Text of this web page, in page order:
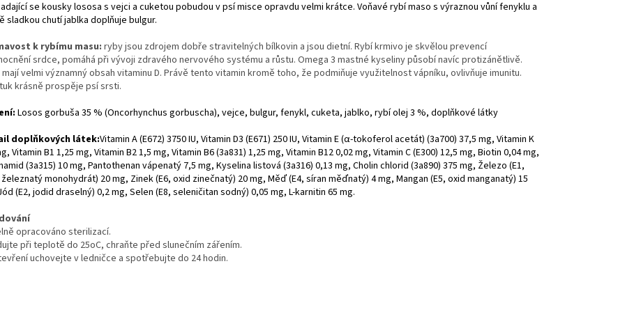
se kousky lososa s vejci a cuketou pobudou v psí misce opravdu velmi krátce. Voňavé rybí maso s výraznou vůní fenyklu a
sladkou chutí jablka doplňuje bulgur.
k rybímu masu: ryby jsou zdrojem dobře stravitelných bílkovin a jsou dietní. Rybí krmivo je skvělou prevencí
srdce, pomáhá při vývoji zdravého nervového systému a růstu. Omega 3 mastné kyseliny působí navíc protizánětlivě.
mají velmi významný obsah vitaminu D. Právě tento vitamin kromě toho, že podmiňuje využitelnost vápníku, ovlivňuje imunitu.
krásně prospěje psí srsti.
Losos gorbuša 35 % (Oncorhynchus gorbuscha), vejce, bulgur, fenykl, cuketa, jablko, rybí olej 3 %, doplňkové látky
doplňkových látek:Vitamin A (E672) 3750 IU, Vitamin D3 (E671) 250 IU, Vitamin E (α-tokoferol acetát) (3a700) 37,5 mg, Vitamin K
Vitamin B1 1,25 mg, Vitamin B2 1,5 mg, Vitamin B6 (3a831) 1,25 mg, Vitamin B12 0,02 mg, Vitamin C (E300) 12,5 mg, Biotin 0,04 mg,
(3a315) 10 mg, Pantothenan vápenatý 7,5 mg, Kyselina listová (3a316) 0,13 mg, Cholin chlorid (3a890) 375 mg, Železo (E1,
monohydrát) 20 mg, Zinek (E6, oxid zinečnatý) 20 mg, Měď (E4, síran měďnatý) 4 mg, Mangan (E5, oxid manganatý) 15
(E2, jodid draselný) 0,2 mg, Selen (E8, seleničitan sodný) 0,05 mg, L-karnitin 65 mg.
opracováno sterilizací.
při teplotě do 25oC, chraňte před slunečním zářením.
uchovejte v ledničce a spotřebujte do 24 hodin.